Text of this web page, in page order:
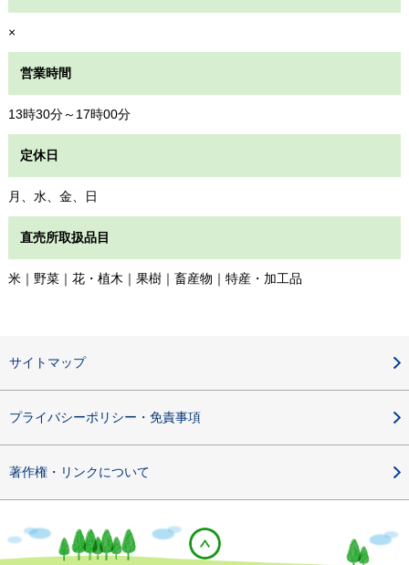
×
営業時間
13時30分～17時00分
定休日
月、水、金、日
直売所取扱品目
米｜野菜｜花・植木｜果樹｜畜産物｜特産・加工品
サイトマップ
プライバシーポリシー・免責事項
著作権・リンクについて